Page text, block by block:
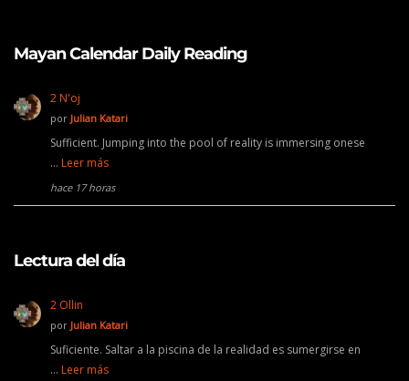
Mayan Calendar Daily Reading
2 N'oj
por Julian Katari
Sufficient. Jumping into the pool of reality is immersing onese
… Leer más
hace 17 horas
Lectura del día
2 Ollin
por Julian Katari
Suficiente. Saltar a la piscina de la realidad es sumergirse en
… Leer más